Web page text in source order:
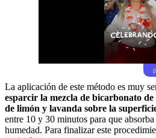
La aplicación de este método es muy
esparcir la mezcla de bicarbonato de
de limón y lavanda sobre la
entre 10 y 30 minutos para que
humedad. Para finalizar este